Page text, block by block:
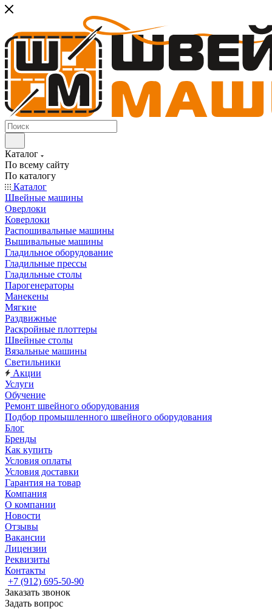
Каталог
По всему сайту
По каталогу
Каталог
Швейные машины
Оверлоки
Коверлоки
Распошивальные машины
Вышивальные машины
Гладильное оборудование
Гладильные прессы
Гладильные столы
Парогенераторы
Манекены
Мягкие
Раздвижные
Раскройные плоттеры
Швейные столы
Вязальные машины
Светильники
Акции
Услуги
Обучение
Ремонт швейного оборудования
Подбор промышленного швейного оборудования
Блог
Бренды
Как купить
Условия оплаты
Условия доставки
Гарантия на товар
Компания
О компании
Новости
Отзывы
Вакансии
Лицензии
Реквизиты
Контакты
+7 (912) 695-50-90
Заказать звонок
Задать вопрос